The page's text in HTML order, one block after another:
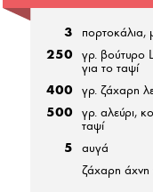
3 πορτοκάλια,
250
γρ. βούτυρο
για το ταψί
400 γρ. ζάχαρη
500
γρ. αλεύρι,
ταψί
5
αυγά
ζάχαρη άχνη